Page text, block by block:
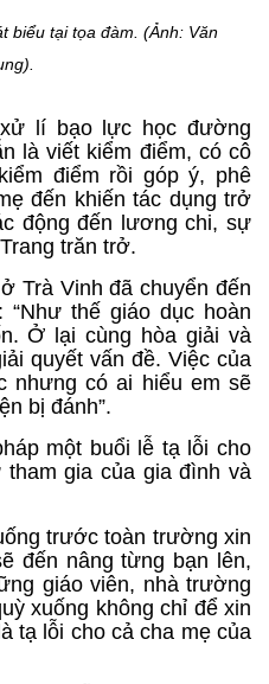
biểu tại tọa đàm. (Ảnh: Văn
lí bạo lực học đường
là viết kiểm điểm, có cô
điểm rồi góp ý, phê
đến khiến tác dụng trở
động đến lương chi, sự
trăn trở.
Trà Vinh đã chuyển đến
thế giáo dục hoàn
Ở lại cùng hòa giải và
quyết vấn đề. Việc của
nhưng có ai hiểu em sẽ
bị đánh”.
một buổi lễ tạ lỗi cho
gia của gia đình và
trước toàn trường xin
đến nâng từng bạn lên,
giáo viên, nhà trường
xuống không chỉ để xin
tạ lỗi cho cả cha mẹ của